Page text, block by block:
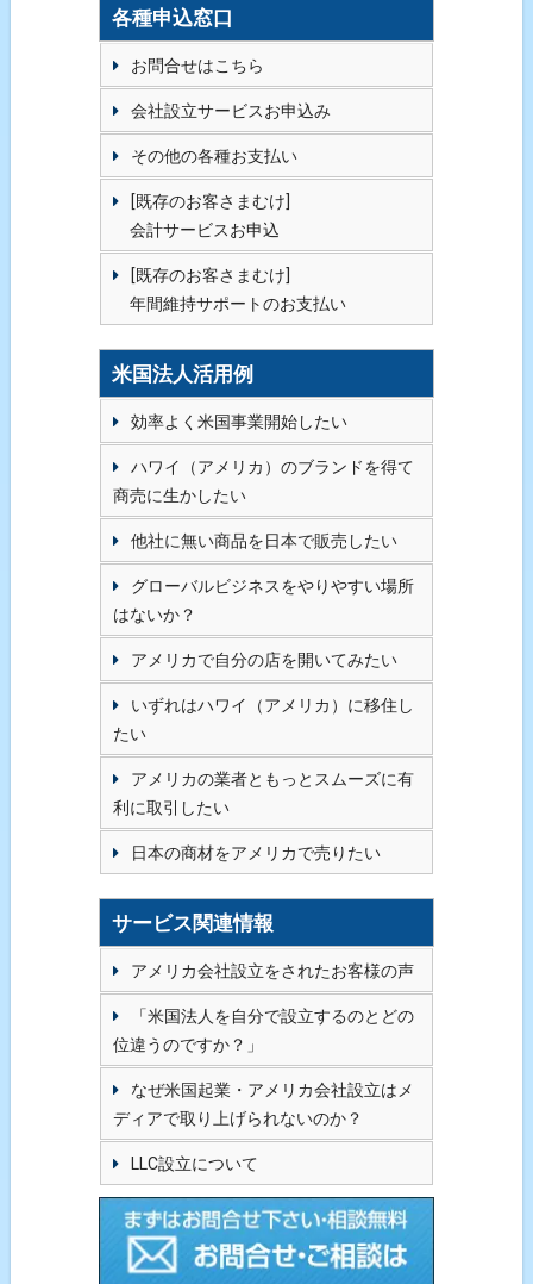
各種申込窓口
お問合せはこちら
会社設立サービスお申込み
その他の各種お支払い
[既存のお客さまむけ]
会計サービスお申込
[既存のお客さまむけ]
年間維持サポートのお支払い
米国法人活用例
効率よく米国事業開始したい
ハワイ（アメリカ）のブランドを得て
商売に生かしたい
他社に無い商品を日本で販売したい
グローバルビジネスをやりやすい場所
はないか？
アメリカで自分の店を開いてみたい
いずれはハワイ（アメリカ）に移住し
たい
アメリカの業者ともっとスムーズに有
利に取引したい
日本の商材をアメリカで売りたい
サービス関連情報
アメリカ会社設立をされたお客様の声
「米国法人を自分で設立するのとどの
位違うのですか？」
なぜ米国起業・アメリカ会社設立はメ
ディアで取り上げられないのか？
LLC設立について